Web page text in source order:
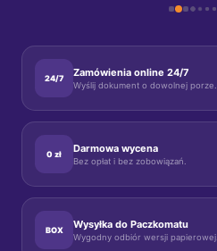
24/7 Zamówienia online 24/7
Wyślij dokument o dowolnej porze.
0 zł Darmowa wycena
Bez opłat i bez zobowiązań.
BOX Wysyłka do Paczkomatu
Wygodny odbiór wersji papierowej.